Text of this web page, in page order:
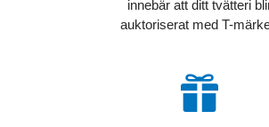
innebär att ditt tvätteri
auktoriserat med T-
